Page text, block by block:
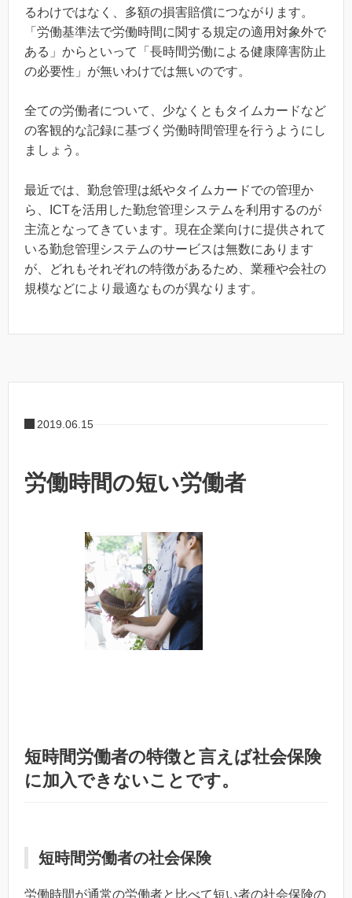
るわけではなく、多額の損害賠償につながります。
「労働基準法で労働時間に関する規定の適用対象外で
ある」からといって「長時間労働による健康障害防止
の必要性」が無いわけでは無いのです。
全ての労働者について、少なくともタイムカードなど
の客観的な記録に基づく労働時間管理を行うようにし
ましょう。
最近では、勤怠管理は紙やタイムカードでの管理か
ら、ICTを活用した勤怠管理システムを利用するのが
主流となってきています。現在企業向けに提供されて
いる勤怠管理システムのサービスは無数にあります
が、どれもそれぞれの特徴があるため、業種や会社の
規模などにより最適なものが異なります。
2019.06.15
労働時間の短い労働者
短時間労働者の特徴と言えば社会保険
に加入できないことです。
短時間労働者の社会保険
労働時間が通常の労働者と比べて短い者の社会保険の